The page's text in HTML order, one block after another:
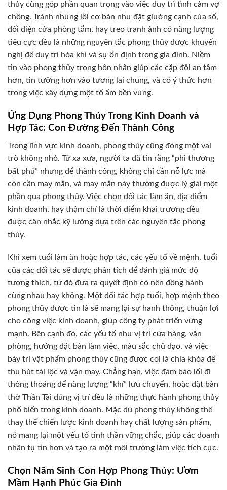
thủy cũng góp phần quan trọng vào việc duy trì tình cảm vợ
chồng. Tránh những lỗi cơ bản như đặt giường cạnh cửa sổ,
đối diện cửa phòng tắm, hay treo tranh ảnh có năng lượng
tiêu cực đều là những nguyên tắc phong thủy được khuyến
nghị để duy trì hòa khí và sự ổn định trong gia đình. Niềm
tin vào phong thủy trong hôn nhân giúp các cặp đôi an tâm
hơn, tin tưởng hơn vào tương lai chung, và có ý thức hơn
trong việc xây dựng một tổ ấm bền vững.
Ứng Dụng Phong Thủy Trong Kinh Doanh và
Hợp Tác: Con Đường Đến Thành Công
Trong lĩnh vực kinh doanh, phong thủy cũng đóng một vai
trò không nhỏ. Từ xa xưa, người ta đã tin rằng “phi thương
bất phú” nhưng để thành công, không chỉ cần nỗ lực mà
còn cần may mắn, và may mắn này thường được lý giải một
phần qua phong thủy. Việc chọn đối tác làm ăn, địa điểm
kinh doanh, hay thậm chí là thời điểm khai trương đều
được cân nhắc kỹ lưỡng dựa trên các nguyên tắc phong
thủy.
Khi xem tuổi làm ăn hoặc hợp tác, các yếu tố về mệnh, tuổi
của các đối tác sẽ được phân tích để đánh giá mức độ
tương thích, từ đó đưa ra quyết định có nên đồng hành
cùng nhau hay không. Một đối tác hợp tuổi, hợp mệnh theo
phong thủy được tin là sẽ mang lại sự hanh thông, thuận lợi
cho công việc kinh doanh, giúp công ty phát triển vững
mạnh. Bên cạnh đó, các yếu tố như vị trí cửa hàng, văn
phòng, hướng đặt bàn làm việc, màu sắc chủ đạo, và việc
bày trí vật phẩm phong thủy cũng được coi là chìa khóa để
thu hút tài lộc và vận may. Chẳng hạn, việc đảm bảo lối đi
thông thoáng để năng lượng “khí” lưu chuyển, hoặc đặt bàn
thờ Thần Tài đúng vị trí đều là những thực hành phong thủy
phổ biến trong kinh doanh. Mặc dù phong thủy không thể
thay thế chiến lược kinh doanh hay chất lượng sản phẩm,
nó mang lại một yếu tố tinh thần vững chắc, giúp các doanh
nhân tự tin hơn và tạo ra một môi trường làm việc tích cực.
Chọn Năm Sinh Con Hợp Phong Thủy: Ươm
Mầm Hạnh Phúc Gia Đình